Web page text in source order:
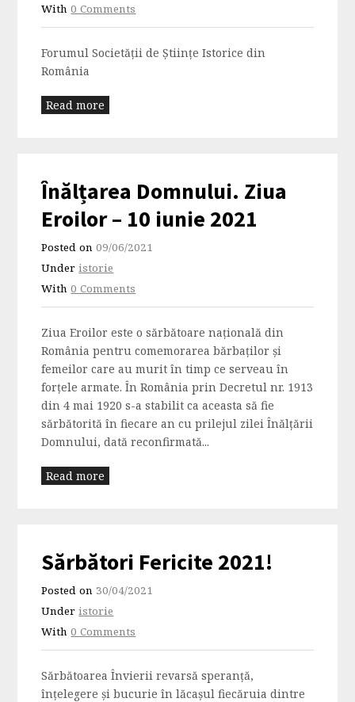
With0 Comments
Forumul Societăţii de Ştiinţe Istorice din
România
Read more
Înălțarea Domnului. Ziua
Eroilor – 10 iunie 2021
Posted on09/06/2021
Underistorie
With0 Comments
Ziua Eroilor este o sărbătoare națională din
România pentru comemorarea bărbaților și
femeilor care au murit în timp ce serveau în
forțele armate. În România prin Decretul nr. 1913
din 4 mai 1920 s-a stabilit ca aceasta să fie
sărbătorită în fiecare an cu prilejul zilei Înălțării
Domnului, dată reconfirmată...
Read more
Sărbători Fericite 2021!
Posted on 30/04/2021
Underistorie
With0 Comments
Sărbătoarea Învierii revarsă speranţă,
înţelegere şi bucurie în lăcaşul fiecăruia dintre